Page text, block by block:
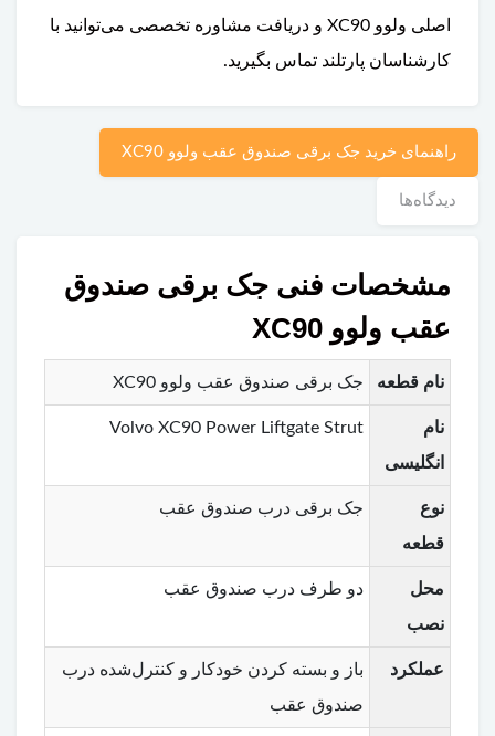
اصلی ولوو XC90 و دریافت مشاوره تخصصی می‌توانید با
کارشناسان پارتلند تماس بگیرید.
راهنمای خرید جک‌ برقی صندوق عقب ولوو XC90
دیدگاه‌ها
مشخصات فنی جک برقی صندوق
عقب ولوو XC90
نام قطعه جک برقی صندوق عقب ولوو XC90
نام
انگلیسی
Volvo XC90 Power Liftgate Strut
نوع
قطعه
جک برقی درب صندوق عقب
محل
نصب
دو طرف درب صندوق عقب
عملکرد
باز و بسته کردن خودکار و کنترل‌شده درب
صندوق عقب